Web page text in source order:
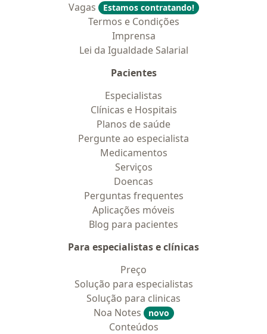
Vagas
Estamos contratando!
Termos e Condições
Imprensa
Lei da Igualdade Salarial
Pacientes
Especialistas
Clínicas e Hospitais
Planos de saúde
Pergunte ao especialista
Medicamentos
Serviços
Doencas
Perguntas frequentes
Aplicações móveis
Blog para pacientes
Para especialistas e clínicas
Preço
Solução para especialistas
Solução para clinicas
Noa Notes
novo
Conteúdos